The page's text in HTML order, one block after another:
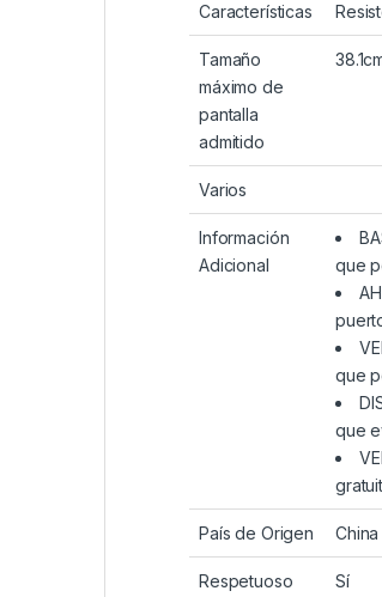
Características
Tamaño
máximo de
pantalla
admitido
Varios
Información
Adicional
que
que
que
País de Origen China
Respetuoso Sí